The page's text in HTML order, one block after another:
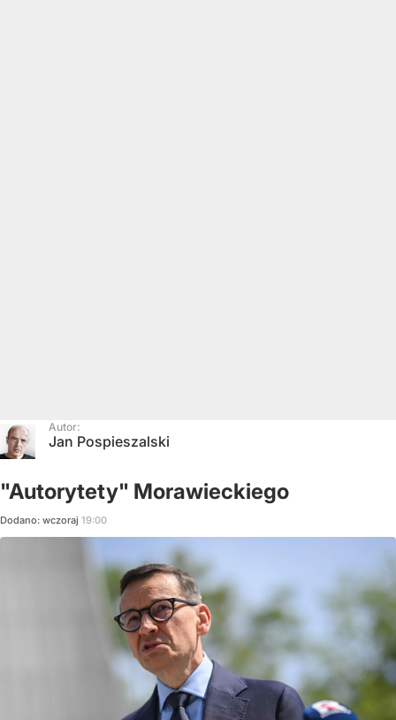
Autor:
Jan Pospieszalski
"Autorytety" Morawieckiego
Dodano: wczoraj 19:00